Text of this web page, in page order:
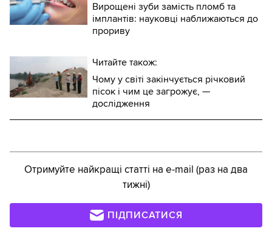
Вирощені зуби замість пломб та
імплантів: науковці наближаються до
прориву
Читайте також:
Чому у світі закінчується річковий
пісок і чим це загрожує, —
дослідження
Отримуйте найкращі статті на e-mail (раз на два
тижні)
ПІДПИСАТИСЯ